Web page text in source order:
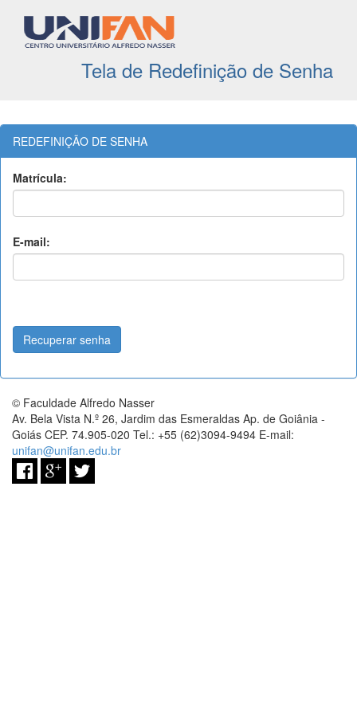
Tela de Redefinição de Senha
REDEFINIÇÃO DE SENHA
Matrícula:
E-mail:
© Faculdade Alfredo Nasser
Av. Bela Vista N.º 26, Jardim das Esmeraldas Ap. de Goiânia -
Goiás CEP. 74.905-020 Tel.: +55 (62)3094-9494 E-mail:
unifan@unifan.edu.br